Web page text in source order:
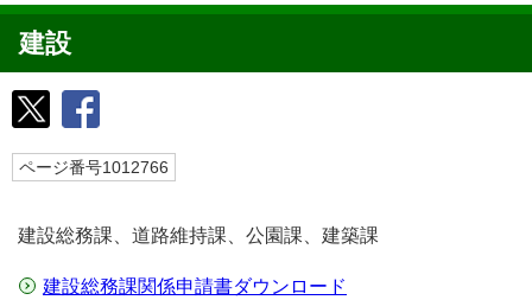
建設
ページ番号1012766
建設総務課、道路維持課、公園課、建築課
建設総務課関係申請書ダウンロード